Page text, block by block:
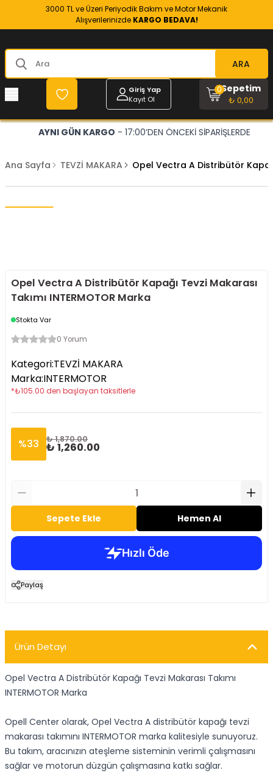
3000 TL ve Üzeri Periyodik Bakım ve Motor Mekanik
Alışverilerinizde KARGO BEDAVA!
ARA
Giriş Yap
Kayıt Ol
Sepetim
₺ 0,00
0
AYNI GÜN KARGO - 17:00’DEN ÖNCEKİ SİPARİŞLERDE
Ana Sayfa TEVZİ MAKARA Opel Vectra A Distribütör
Opel Vectra A Distribütör Kapağı Tevzi Makarası
Takımı INTERMOTOR Marka
Stokta Var
0 Yorum
Kategori:TEVZİ MAKARA
Marka:INTERMOTOR
*₺105.00 den başlayan taksitlerle
%33 ₺ 1,870.00
₺ 1,260.00
Sepete Ekle Hemen Al
Paylaş
Ürün Detayı
Opel Vectra A Distribütör Kapağı Tevzi Makarası Takımı
INTERMOTOR Marka
Opell Center olarak, Opel Vectra A distribütör kapağı tevzi
makarası takımını INTERMOTOR marka kalitesiyle sunuyoruz.
Bu takım, aracınızın ateşleme sisteminin verimli çalışmasını
sağlar ve motorun düzgün çalışmasına katkı sağlar.